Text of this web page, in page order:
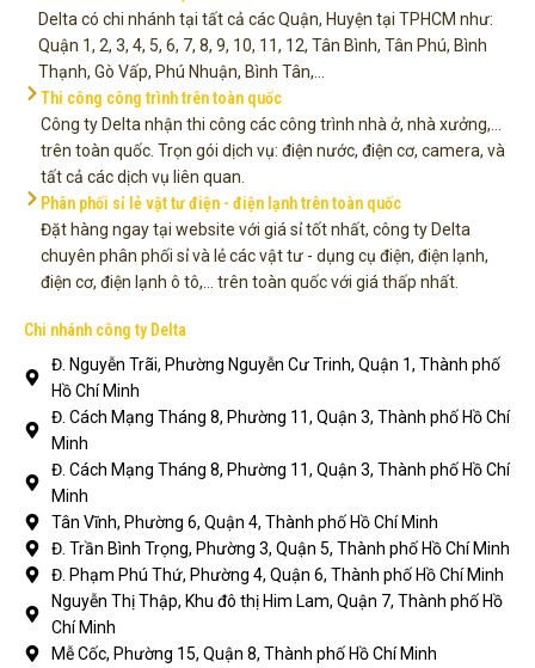
Delta có chi nhánh tại tất cả các Quận, Huyện tại TPHCM như:
Quận 1, 2, 3, 4, 5, 6, 7, 8, 9, 10, 11, 12, Tân Bình, Tân Phú, Bình
Thạnh, Gò Vấp, Phú Nhuận, Bình Tân,...
Thi công công trình trên toàn quốc
Công ty Delta nhận thi công các công trình nhà ở, nhà xưởng,...
trên toàn quốc. Trọn gói dịch vụ: điện nước, điện cơ, camera, và
tất cả các dịch vụ liên quan.
Phân phối sỉ lẻ vật tư điện - điện lạnh trên toàn quốc
Đặt hàng ngay tại website với giá sỉ tốt nhất, công ty Delta
chuyên phân phối sỉ và lẻ các vật tư - dụng cụ điện, điện lạnh,
điện cơ, điện lạnh ô tô,... trên toàn quốc với giá thấp nhất.
Chi nhánh công ty Delta
Đ. Nguyễn Trãi, Phường Nguyễn Cư Trinh, Quận 1, Thành phố
Hồ Chí Minh
Đ. Cách Mạng Tháng 8, Phường 11, Quận 3, Thành phố Hồ Chí
Minh
Đ. Cách Mạng Tháng 8, Phường 11, Quận 3, Thành phố Hồ Chí
Minh
Tân Vĩnh, Phường 6, Quận 4, Thành phố Hồ Chí Minh
Đ. Trần Bình Trọng, Phường 3, Quận 5, Thành phố Hồ Chí Minh
Đ. Phạm Phú Thứ, Phường 4, Quận 6, Thành phố Hồ Chí Minh
Nguyễn Thị Thập, Khu đô thị Him Lam, Quận 7, Thành phố Hồ
Chí Minh
Mễ Cốc, Phường 15, Quận 8, Thành phố Hồ Chí Minh